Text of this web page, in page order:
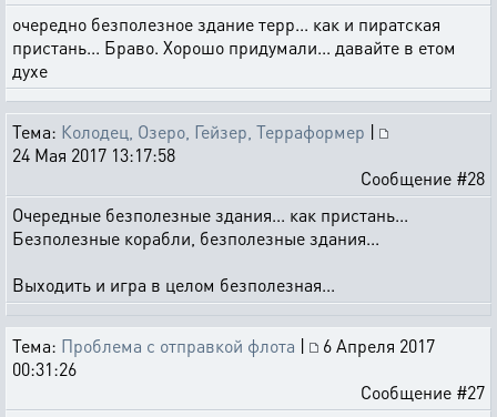
очередно безполезное здание терр... как и пиратская
пристань... Браво. Хорошо придумали... давайте в етом
духе
Тема: Колодец, Озеро, Гейзер, Терраформер |
24 Мая 2017 13:17:58
Сообщение #28
Очередные безполезные здания... как пристань...
Безполезные корабли, безполезные здания...
Выходить и игра в целом безполезная...
Тема: Проблема с отправкой флота |
6 Апреля 2017
00:31:26
Сообщение #27